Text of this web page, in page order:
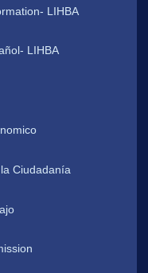
LIHBA
LIHBA
Ciudadanía